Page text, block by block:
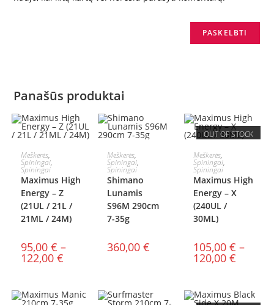
Panašūs produktai
PASIRINKTI
SAVYBES
Meškerės,
Spiningai,
Spiningai
Maximus High
Energy – Z
(21UL / 21L /
21ML / 24M)
95,00 € –
122,00 €
Į KREPŠELĮ
Meškerės,
Spiningai,
Spiningai
Shimano
Lunamis
S96M 290cm
7-35g
360,00 €
OUT OF STOCK
PASIRINKTI
SAVYBES
Meškerės,
Spiningai,
Spiningai
Maximus High
Energy – X
(240UL /
30ML)
105,00 € –
120,00 €